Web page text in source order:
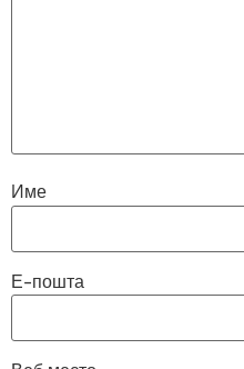
Име
Е-пошта